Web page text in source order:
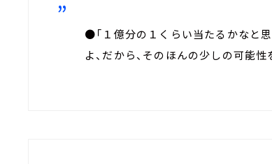
●「１億分の１くらい当たるかなと
よ、だから、そのほんの少しの可能